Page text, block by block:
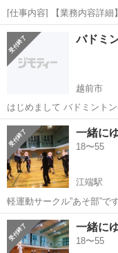
[仕事内容] 【業務内容詳細
製造された建材製品に傷
形状合否判定及びデータ
扱製品情報】樹脂製建築資
福井 仕分け
バドミ
越前市
はじめまして バドミント
を探しています 越前市、
市内の体育館なら参加で
ます 自己紹介 ・...
福井 越前市 バド
一緒に
18〜55
江端駅
軽運動サークル”あそ部”です😊 「ゆる〜く運動できる場
い！」 その思いに応えるための運動団体です。 活動のコンセプトは勝
敗よりもenjoy✨ おかげさまで3月の初参加者の方も沢山来て頂きまし
た☺️ 毎回10...
福井 福井市 江端駅
一緒に
18〜55